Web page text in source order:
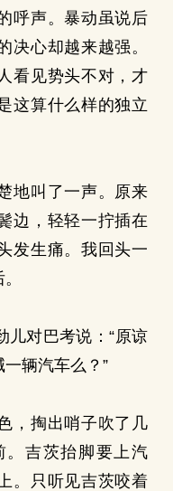
呼声。暴动虽说后
决心却越来越强。
看见势头不对，才
这算什么样的独立
叫了一声。原来
边，轻轻一拧插在
发生痛。我回头一
对巴考说：“原谅
辆汽车么？”
掏出哨子吹了几
。吉茨抬脚要上汽
。只听见吉茨咬着